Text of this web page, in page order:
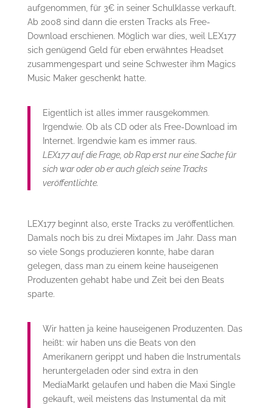
aufgenommen, für 3€ in seiner Schulklasse verkauft.
Ab 2008 sind dann die ersten Tracks als Free-
Download erschienen. Möglich war dies, weil LEX177
sich genügend Geld für eben erwähntes Headset
zusammengespart und seine Schwester ihm Magics
Music Maker geschenkt hatte.
Eigentlich ist alles immer rausgekommen.
Irgendwie. Ob als CD oder als Free-Download im
Internet. Irgendwie kam es immer raus.
LEX177 auf die Frage, ob Rap erst nur eine Sache für
sich war oder ob er auch gleich seine Tracks
veröffentlichte.
LEX177 beginnt also, erste Tracks zu veröffentlichen.
Damals noch bis zu drei Mixtapes im Jahr. Dass man
so viele Songs produzieren konnte, habe daran
gelegen, dass man zu einem keine hauseigenen
Produzenten gehabt habe und Zeit bei den Beats
sparte.
Wir hatten ja keine hauseigenen Produzenten. Das
heißt: wir haben uns die Beats von den
Amerikanern gerippt und haben die Instrumentals
heruntergeladen oder sind extra in den
MediaMarkt gelaufen und haben die Maxi Single
gekauft, weil meistens das Instumental da mit